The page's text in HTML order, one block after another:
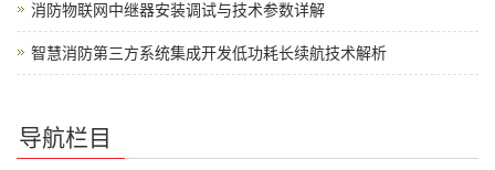
消防物联网中继器安装调试与技术参数详解
智慧消防第三方系统集成开发低功耗长续航技术解析
导航栏目